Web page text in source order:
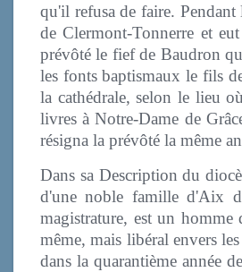
qu'il refusa de faire.
de Clermont-Tonnerre et
prévôté le fief de Baudron
les fonts baptismaux le fils
la cathédrale, selon le lieu
livres à Notre-Dame de
résigna la prévôté la même
Dans sa Description du
d'une noble famille d'Aix
magistrature, est un
même, mais libéral envers
dans la quarantième année